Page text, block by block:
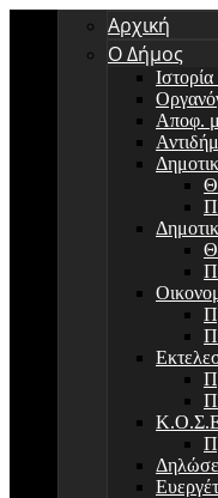
Αρχική
Ο Δήμος
Αποφ.